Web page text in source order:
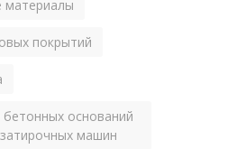
материалы
покрытий
оснований
машин